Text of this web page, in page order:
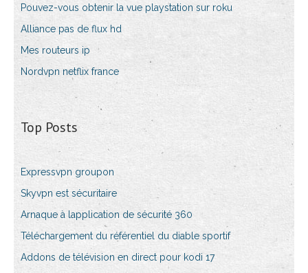
Pouvez-vous obtenir la vue playstation sur roku
Alliance pas de flux hd
Mes routeurs ip
Nordvpn netflix france
Top Posts
Expressvpn groupon
Skyvpn est sécuritaire
Arnaque à lapplication de sécurité 360
Téléchargement du référentiel du diable sportif
Addons de télévision en direct pour kodi 17